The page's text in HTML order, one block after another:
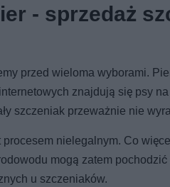
- sprzedaż
przed wieloma wyborami.
znajdują się psy
szczeniak przeważnie nie
nielegalnym. Co
mogą zatem
u szczeniaków.